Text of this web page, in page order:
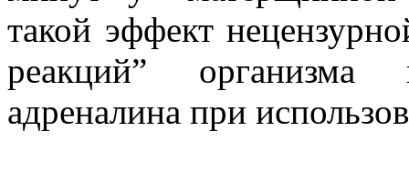
такой эффект
реакций” организма
адреналина при